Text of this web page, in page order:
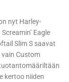
nyt Harley-
Eagle
Slim S saavat
Custom
kertoo niiden